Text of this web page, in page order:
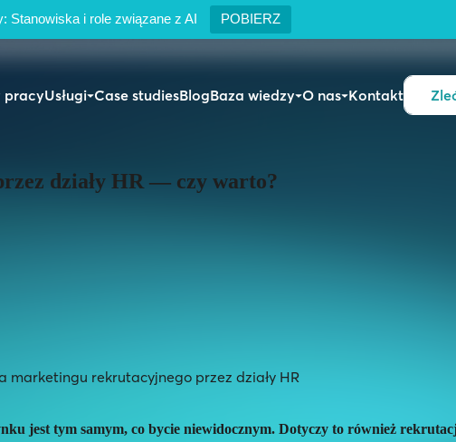
Stanowiska i role związane z AI POBIERZ
pracyUsługi Case studiesBlogBaza wiedzy O nas Kontakt
działy HR — czy warto?
jest tym samym, co bycie niewidocznym. Dotyczy to również